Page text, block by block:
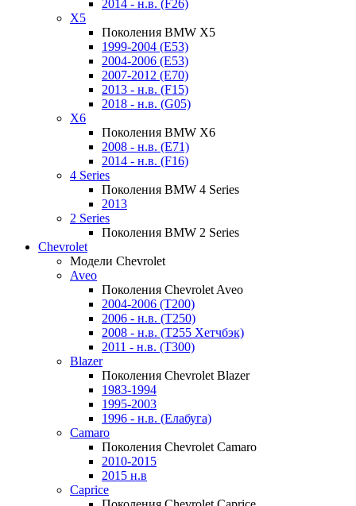
2014 - н.в. (F26)
X5
Поколения BMW X5
1999-2004 (E53)
2004-2006 (E53)
2007-2012 (E70)
2013 - н.в. (F15)
2018 - н.в. (G05)
X6
Поколения BMW X6
2008 - н.в. (E71)
2014 - н.в. (F16)
4 Series
Поколения BMW 4 Series
2013
2 Series
Поколения BMW 2 Series
Chevrolet
Модели Chevrolet
Aveo
Поколения Chevrolet Aveo
2004-2006 (T200)
2006 - н.в. (T250)
2008 - н.в. (T255 Хетчбэк)
2011 - н.в. (Т300)
Blazer
Поколения Chevrolet Blazer
1983-1994
1995-2003
1996 - н.в. (Елабуга)
Camaro
Поколения Chevrolet Camaro
2010-2015
2015 н.в
Caprice